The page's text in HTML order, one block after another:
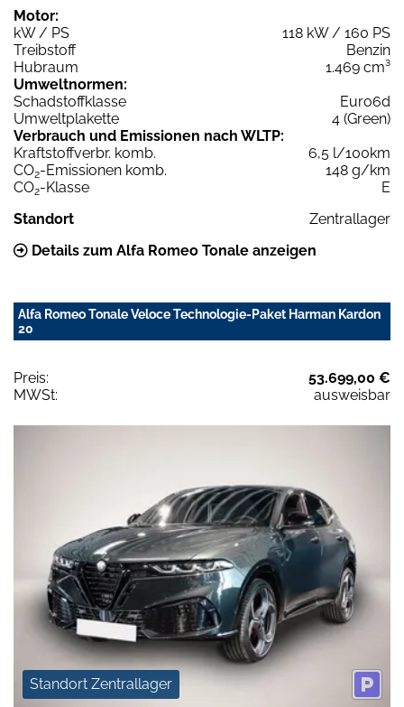
Motor:
kW / PS
118 kW / 160 PS
Treibstoff
Benzin
Hubraum
1.469 cm³
Umweltnormen:
Schadstoffklasse
Euro6d
Umweltplakette
4 (Green)
Verbrauch und Emissionen nach WLTP:
Kraftstoffverbr. komb.
6,5 l/100km
CO2-Emissionen komb.
148 g/km
CO2-Klasse
E
Standort
Zentrallager
Details zum Alfa Romeo Tonale anzeigen
Alfa Romeo Tonale Veloce Technologie-Paket Harman Kardon
20
Preis:
53.699,00 €
MWSt:
ausweisbar
Standort Zentrallager